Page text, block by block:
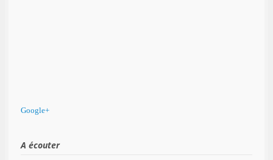
Google+
A écouter